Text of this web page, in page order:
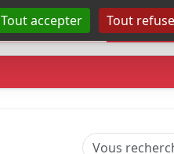
Tout accepter Tout